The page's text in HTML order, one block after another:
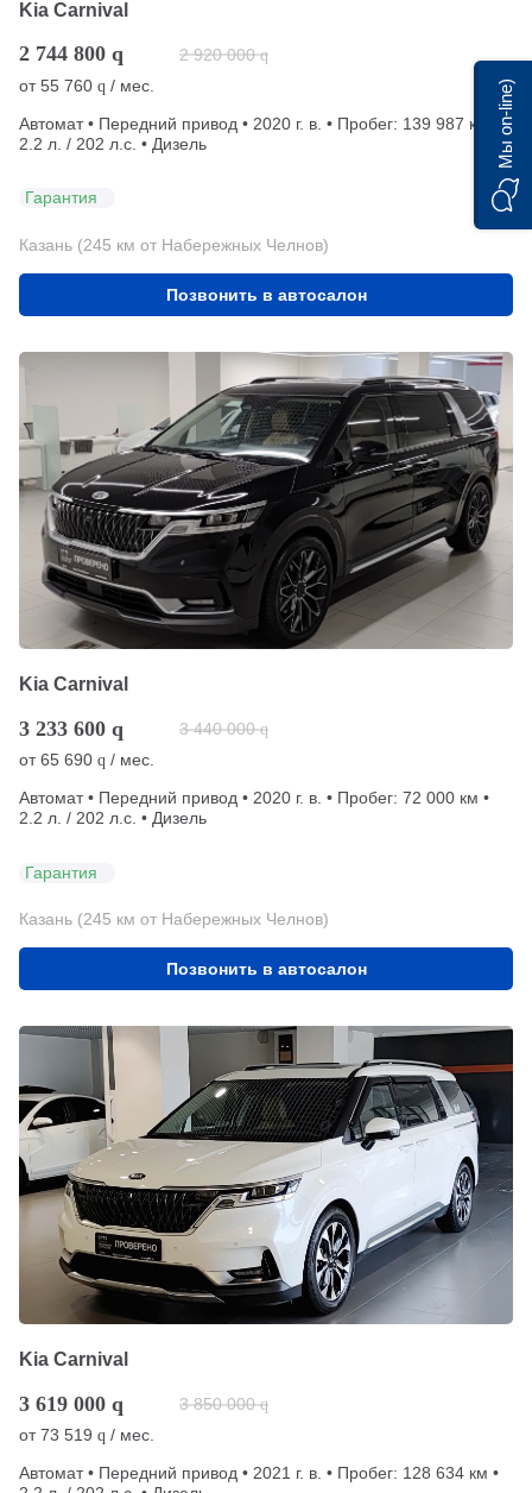
Kia Carnival
2 744 800 q 2 920 000 q
от55 760 q / мес.
Автомат • Передний привод • 2020 г. в. • Пробег: 139 987 км •
2.2 л. / 202 л.с. • Дизель
Гарантия
Казань (245 км от Набережных Челнов)
Позвонить в автосалон
Kia Carnival
3 233 600 q 3 440 000 q
от65 690 q / мес.
Автомат • Передний привод • 2020 г. в. • Пробег: 72 000 км •
2.2 л. / 202 л.с. • Дизель
Гарантия
Казань (245 км от Набережных Челнов)
Позвонить в автосалон
Kia Carnival
3 619 000 q 3 850 000 q
от73 519 q / мес.
Автомат • Передний привод • 2021 г. в. • Пробег: 128 634 км •
Мы on-line)